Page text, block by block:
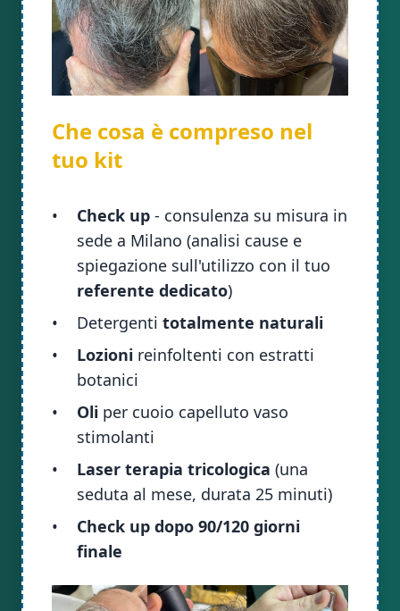
Che cosa è compreso nel
tuo kit
• Check up- consulenza su misura in
sede a Milano (analisi cause e
spiegazione sull'utilizzo con il tuo
referente dedicato)
•
Detergenti totalmente naturali
•
Lozionireinfoltenti con estratti
botanici
•
Oliper cuoio capelluto vaso
stimolanti
•
Laser terapia tricologica (una
seduta al mese, durata 25 minuti)
•
Check up dopo 90/120 giorni
finale